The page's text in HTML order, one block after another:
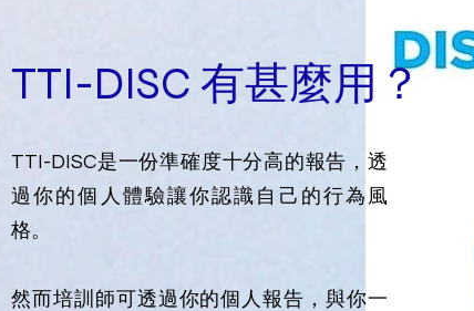
TTI-DISC 有甚麼用？
TTI-DISC是一份準確度十分高的報告，透
過你的個人體驗讓你認識自己的行為風
格。
然而培訓師可透過你的個人報告，與你一